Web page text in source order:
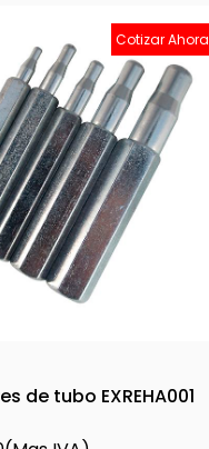
Cotizar Ahora
de tubo EXREHA001